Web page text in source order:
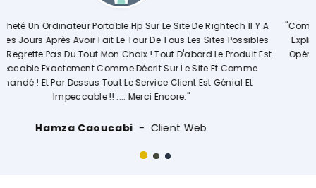
Il Y A
Possibles
Est
Et
"Commerciale KHADIJA Super Compétente Qui Aide,
Explique De Façon Concrète Et Détaillée Le Déroulement
Opérations. Société A L'écoute Des Clients, Je
Vivement."
Ouissal Ait